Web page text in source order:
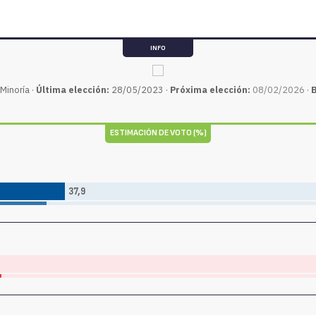
INFO
· Última elección: 28/05/2023 · Próxima elección: 08/02/2026 ·
ESTIMACIÓN DE VOTO (%)
37,9